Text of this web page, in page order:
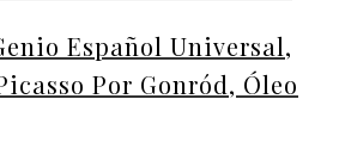
Español Universal,
Por Gonród, Óleo